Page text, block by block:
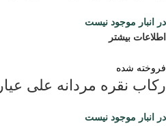
در انبار موجود نیست
اطلاعات بیشتر
فروخته شده
رکاب نقره مردانه علی عیار 925
در انبار موجود نیست